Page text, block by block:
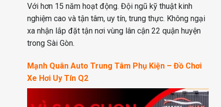
Với hơn 15 năm hoạt động. Đội ngũ kỹ thuật kinh
nghiệm cao và tận tâm, uy tín, trung thực. Không ngại
xa nhận lắp đặt tận nơi vùng lân cận 22 quận huyện
trong Sài Gòn.
Mạnh Quân Auto Trung Tâm Phụ Kiện – Đồ Chơi
Xe Hơi Uy Tín Q2